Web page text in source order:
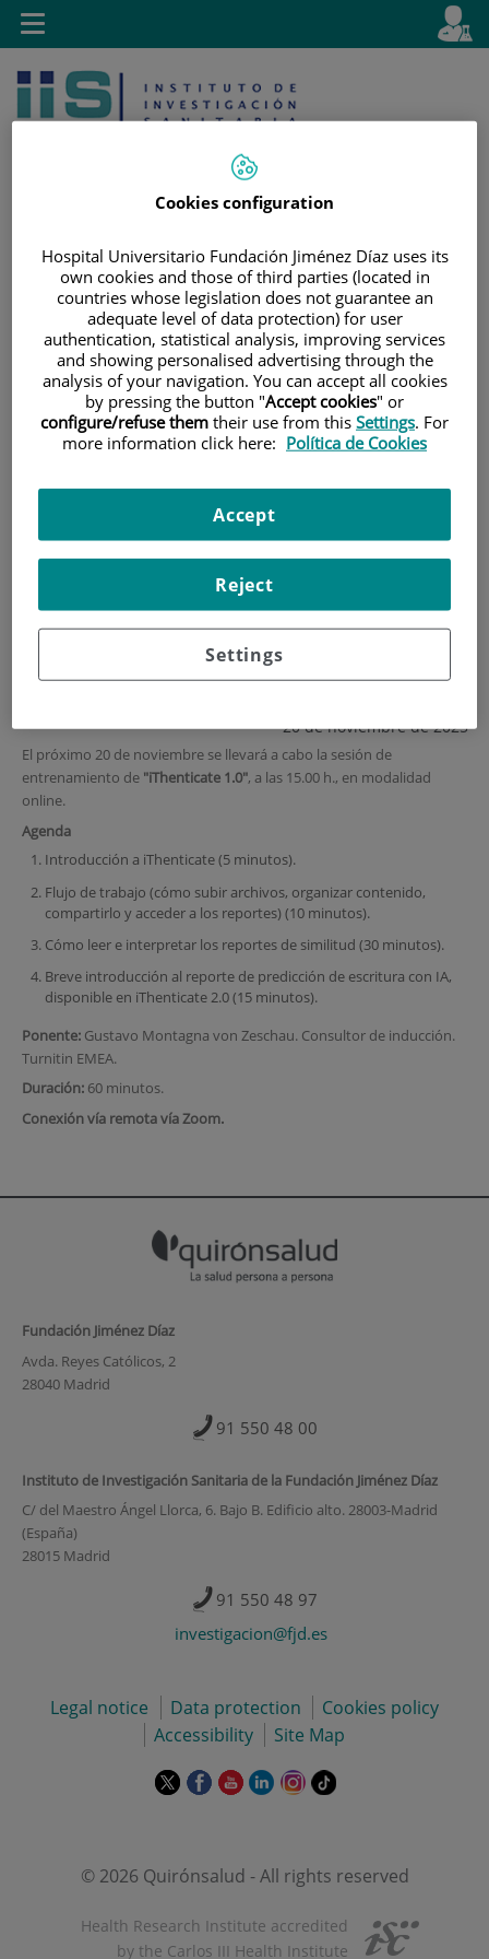
Jump to content
Language
Active
en
Search
Toggle
navigation
TRAINING AND EMPLOYMENT
|TRAINING PLAN|FOMACIÓN ITHENTICATE 1.0
Fomación iThenticate 1.0
Online | 20 de noviembre de 2025 | 15.00 h.
20 de noviembre de 2025
El próximo 20 de noviembre se llevará a cabo la sesión de
entrenamiento de "iThenticate 1.0", a las 15.00 h., en modalidad
online.
Agenda
Introducción a iThenticate (5 minutos).
Flujo de trabajo (cómo subir archivos, organizar contenido,
compartirlo y acceder a los reportes) (10 minutos).
Cómo leer e interpretar los reportes de similitud (30 minutos).
Breve introducción al reporte de predicción de escritura con IA,
disponible en iThenticate 2.0 (15 minutos).
Ponente:Gustavo Montagna von Zeschau. Consultor de inducción.
Turnitin EMEA.
Duración:60 minutos.
Conexión vía remota vía Zoom.
Fundación Jiménez Díaz
Avda. Reyes Católicos, 2
28040 Madrid
91 550 48 00
Instituto de Investigación Sanitaria de la Fundación Jiménez Díaz
C/ del Maestro Ángel Llorca, 6. Bajo B. Edificio alto. 28003-Madrid
(España)
28015 Madrid
91 550 48 97
investigacion@fjd.es
Legal notice Data protection
Cookies policy
Accessibility
Site Map
This
in
pop-
up
This
in
pop-
This
in
pop-
This
in
up
This
in
pop-
Link
© 2026 Quirónsalud - All rights reserved
Health Research Institute accredited
by the Carlos III Health Institute
Cookies configuration
Hospital Universitario Fundación Jiménez Díaz uses its
own cookies and those of third parties (located in
countries whose legislation does not guarantee an
adequate level of data protection) for user
authentication, statistical analysis, improving services
and showing personalised advertising through the
analysis of your navigation. You can accept all cookies
by pressing the button "Accept cookies" or
configure/refuse them their use from this Settings. For
more information click here: Política de Cookies
Settings
Reject
Accept